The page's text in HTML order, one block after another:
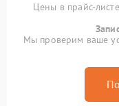
Цены в прайс-
Мы проверим ваше